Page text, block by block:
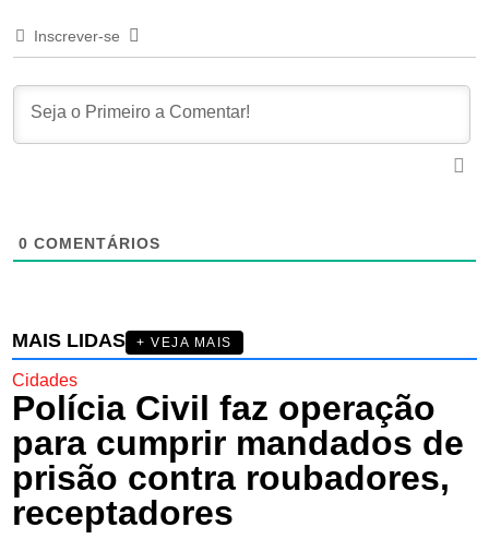
Inscrever-se
0 COMENTÁRIOS
MAIS LIDAS + VEJA MAIS
Cidades
Polícia Civil faz operação
para cumprir mandados de
prisão contra roubadores,
receptadores